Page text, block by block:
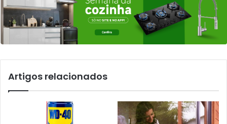
Artigos relacionados